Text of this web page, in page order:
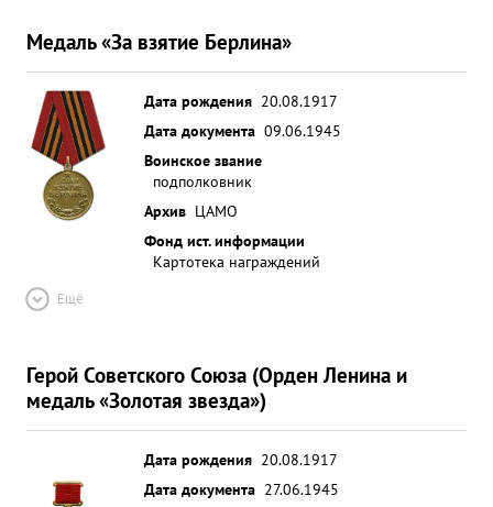
Медаль «За взятие Берлина»
Дата рождения 20.08.1917
Дата документа 09.06.1945
Воинское звание
подполковник
Архив ЦАМО
Фонд ист. информации
Картотека награждений
Ещё
Герой Советского Союза (Орден Ленина и
медаль «Золотая звезда»)
Дата рождения 20.08.1917
Дата документа 27.06.1945